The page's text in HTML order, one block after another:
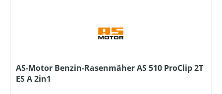
AS-Motor Benzin-Rasenmäher AS 510 ProClip 2T
ES A 2in1